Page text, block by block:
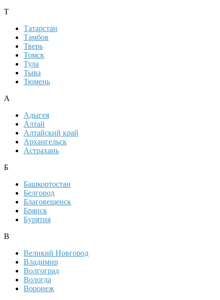
Т
Татарстан
Тамбов
Тверь
Томск
Тула
Тыва
Тюмень
А
Адыгея
Алтай
Алтайский край
Архангельск
Астрахань
Б
Башкортостан
Белгород
Благовещенск
Брянск
Бурятия
В
Великий Новгород
Владимир
Волгоград
Вологда
Воронеж